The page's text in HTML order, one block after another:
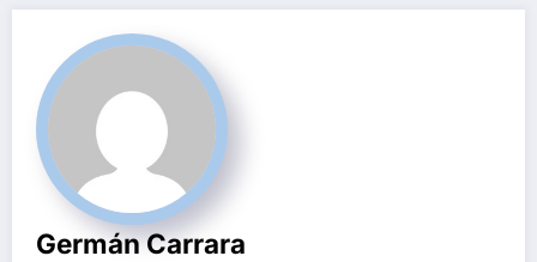
Germán Carrara